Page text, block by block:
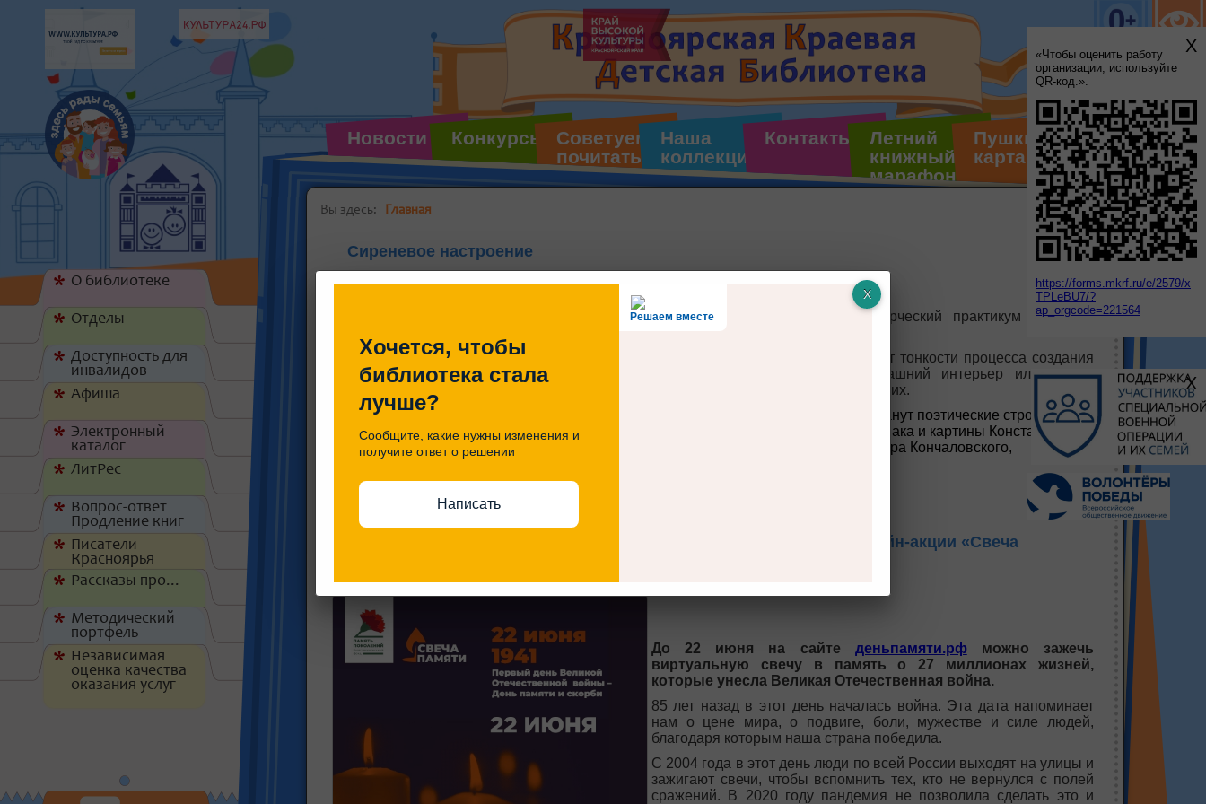
Решаем вместе
Хочется, чтобы
библиотека стала
лучше?
Сообщите, какие нужны изменения и
получите ответ о решении
Написать
«Чтобы оценить работу
организации, используйте
QR-код.».
X
https://forms.mkrf.ru/e/2579/x
TPLeBU7/?
ap_orgcode=221564
X
* О библиотеке
* Отделы
* Доступность для
инвалидов
* Афиша
* Электронный
каталог
* ЛитРес
* Вопрос-ответ
Продление книг
* Писатели
Красноярья
* Рассказы про...
* Методический
портфель
* Независимая
оценка качества
оказания услуг
Новости Конкурсы
Советуем
почитать
Наша
коллекция
Контакты
Летний
книжный
марафон
Пушкинская
карта
Вы здесь: Главная
Сиреневое настроение
Приглашаем на уникальный творческий практикум «Сирень.
Дизайнер Юлия Сагателян покажет тонкости процесса создания
предмета, который украсит домашний интерьер или станет
замечательным подарком для близких.
Творческим импульсом встречи станут поэтические строки
Александра Блока, Бориса Пастернака и картины Константина
Коровина, Валентина Серова и Петра Кончаловского,
Жителей Красноярского края приглашают принять участие в онлайн-акции «Свеча
До 22 июня на сайте деньпамяти.рфможно зажечь
виртуальную свечу в память о 27 миллионах жизней,
которые унесла Великая Отечественная война.
85 лет назад в этот день началась война. Эта дата напоминает
нам о цене мира, о подвиге, боли, мужестве и силе людей,
благодаря которым наша страна победила.
С 2004 года в этот день люди по всей России выходят на улицы и
зажигают свечи, чтобы вспомнить тех, кто не вернулся с полей
сражений. В 2020 году пандемия не позволила сделать это и